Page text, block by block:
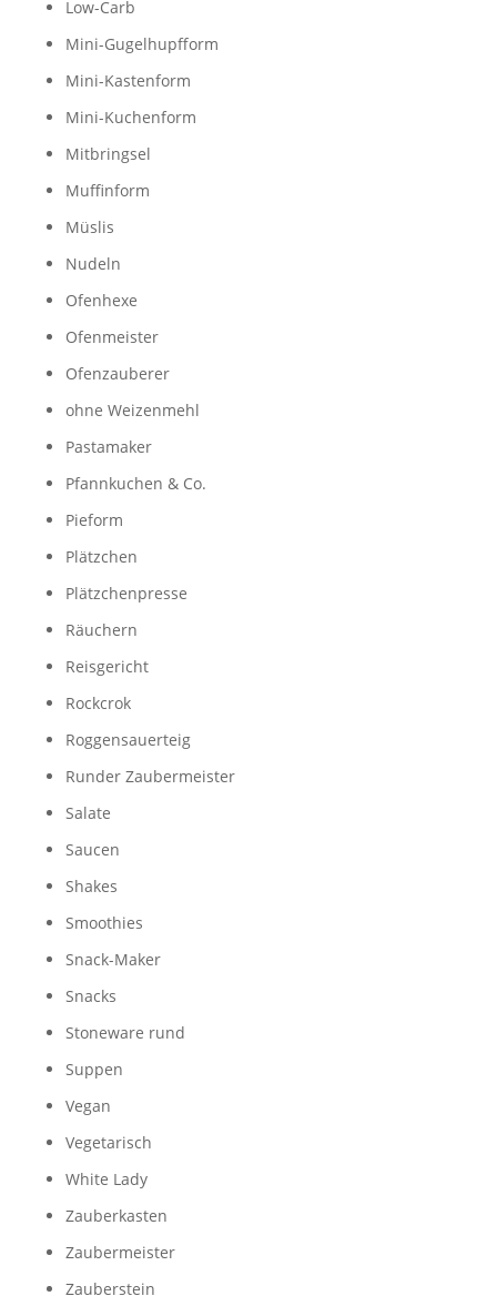
Low-Carb
Mini-Gugelhupfform
Mini-Kastenform
Mini-Kuchenform
Mitbringsel
Muffinform
Müslis
Nudeln
Ofenhexe
Ofenmeister
Ofenzauberer
ohne Weizenmehl
Pastamaker
Pfannkuchen & Co.
Pieform
Plätzchen
Plätzchenpresse
Räuchern
Reisgericht
Rockcrok
Roggensauerteig
Runder Zaubermeister
Salate
Saucen
Shakes
Smoothies
Snack-Maker
Snacks
Stoneware rund
Suppen
Vegan
Vegetarisch
White Lady
Zauberkasten
Zaubermeister
Zauberstein